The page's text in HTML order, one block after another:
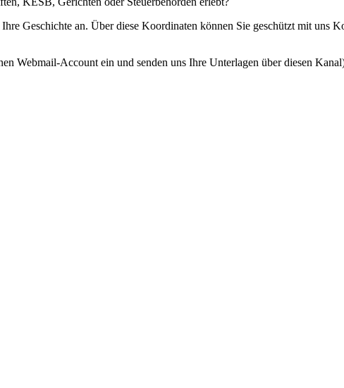
Geschichte an. Über diese Koordinaten können Sie geschützt mit uns
Webmail-Account ein und senden uns Ihre Unterlagen über diesen